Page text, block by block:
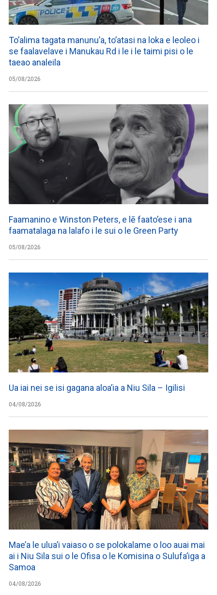
To’alima tagata manunu’a, to’atasi na loka e leoleo i
se faalavelave i Manukau Rd i le i le taimi pisi o le
taeao analeila
05/08/2026
Faamanino e Winston Peters, e lē faato’ese i ana
faamatalaga na lalafo i le sui o le Green Party
05/08/2026
Ua iai nei se isi gagana aloa’ia a Niu Sila – Igilisi
04/08/2026
Mae’a le ulua’i vaiaso o se polokalame o loo auai mai
ai i Niu Sila sui o le Ofisa o le Komisina o Sulufa’iga a
Samoa
04/08/2026